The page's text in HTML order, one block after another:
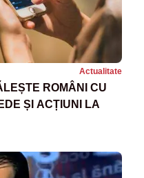
Actualitate
ROMÂNI CU
ȘI ACȚIUNI LA